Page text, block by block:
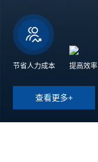
节省人力成本 提高效率
查看更多+